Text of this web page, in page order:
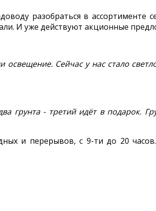
разобраться в ассортименте
И уже действуют акционные
освещение. Сейчас у нас стало
грунта - третий идёт в подарок.
и перерывов, с 9-ти до 20